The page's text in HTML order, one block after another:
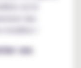
sur le
!
ces